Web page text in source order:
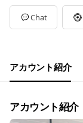
Chat
アカウント紹介
アカウント紹介